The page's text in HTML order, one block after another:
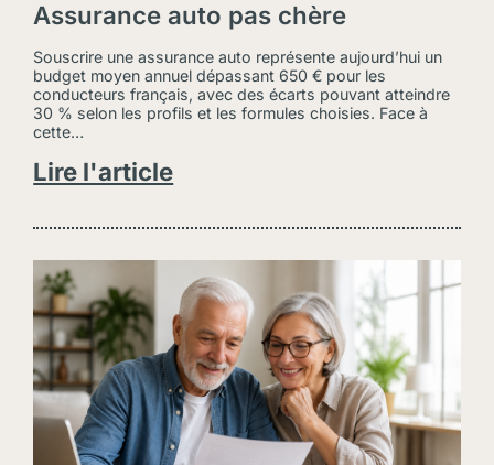
Assurance auto pas chère
Souscrire une assurance auto représente aujourd’hui un
budget moyen annuel dépassant 650 € pour les
conducteurs français, avec des écarts pouvant atteindre
30 % selon les profils et les formules choisies. Face à
cette…
Lire l'article